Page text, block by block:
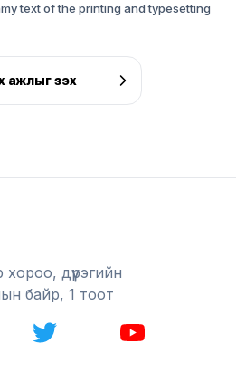
text of the printing and typesetting
ажлыг үзэх
хороо, дүүрэгийн
байр, 1 тоот